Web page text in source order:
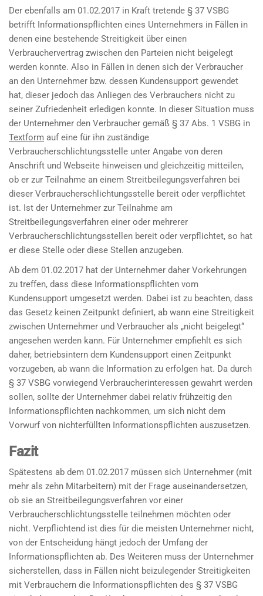
Der ebenfalls am 01.02.2017 in Kraft tretende § 37 VSBG
betrifft Informationspflichten eines Unternehmers in Fällen in
denen eine bestehende Streitigkeit über einen
Verbrauchervertrag zwischen den Parteien nicht beigelegt
werden konnte. Also in Fällen in denen sich der Verbraucher
an den Unternehmer bzw. dessen Kundensupport gewendet
hat, dieser jedoch das Anliegen des Verbrauchers nicht zu
seiner Zufriedenheit erledigen konnte. In dieser Situation muss
der Unternehmer den Verbraucher gemäß § 37 Abs. 1 VSBG in
Textform auf eine für ihn zuständige
Verbraucherschlichtungsstelle unter Angabe von deren
Anschrift und Webseite hinweisen und gleichzeitig mitteilen,
ob er zur Teilnahme an einem Streitbeilegungsverfahren bei
dieser Verbraucherschlichtungsstelle bereit oder verpflichtet
ist. Ist der Unternehmer zur Teilnahme am
Streitbeilegungsverfahren einer oder mehrerer
Verbraucherschlichtungsstellen bereit oder verpflichtet, so hat
er diese Stelle oder diese Stellen anzugeben.
Ab dem 01.02.2017 hat der Unternehmer daher Vorkehrungen
zu treffen, dass diese Informationspflichten vom
Kundensupport umgesetzt werden. Dabei ist zu beachten, dass
das Gesetz keinen Zeitpunkt definiert, ab wann eine Streitigkeit
zwischen Unternehmer und Verbraucher als „nicht beigelegt“
angesehen werden kann. Für Unternehmer empfiehlt es sich
daher, betriebsintern dem Kundensupport einen Zeitpunkt
vorzugeben, ab wann die Information zu erfolgen hat. Da durch
§ 37 VSBG vorwiegend Verbraucherinteressen gewahrt werden
sollen, sollte der Unternehmer dabei relativ frühzeitig den
Informationspflichten nachkommen, um sich nicht dem
Vorwurf von nichterfüllten Informationspflichten auszusetzen.
Fazit
Spätestens ab dem 01.02.2017 müssen sich Unternehmer (mit
mehr als zehn Mitarbeitern) mit der Frage auseinandersetzen,
ob sie an Streitbeilegungsverfahren vor einer
Verbraucherschlichtungsstelle teilnehmen möchten oder
nicht. Verpflichtend ist dies für die meisten Unternehmer nicht,
von der Entscheidung hängt jedoch der Umfang der
Informationspflichten ab. Des Weiteren muss der Unternehmer
sicherstellen, dass in Fällen nicht beizulegender Streitigkeiten
mit Verbrauchern die Informationspflichten des § 37 VSBG